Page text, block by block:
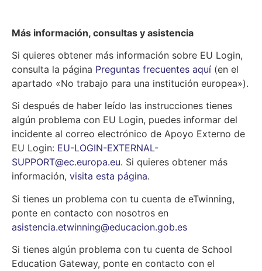
Más información, consultas y asistencia
Si quieres obtener más información sobre EU Login,
consulta la página Preguntas frecuentes aquí (en el
apartado «No trabajo para una institución europea»).
Si después de haber leído las instrucciones tienes
algún problema con EU Login, puedes informar del
incidente al correo electrónico de Apoyo Externo de
EU Login: EU-LOGIN-EXTERNAL-
SUPPORT@ec.europa.eu. Si quieres obtener más
información, visita esta página.
Si tienes un problema con tu cuenta de eTwinning,
ponte en contacto con nosotros en
asistencia.etwinning@educacion.gob.es
Si tienes algún problema con tu cuenta de School
Education Gateway, ponte en contacto con el